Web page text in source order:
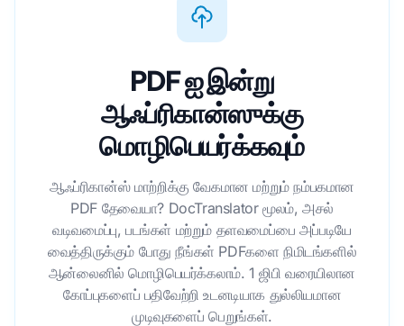
PDF ஐ இன்று
ஆஃப்ரிகான்ஸுக்கு
மொழிபெயர்க்கவும்
ஆஃப்ரிகான்ஸ் மாற்றிக்கு வேகமான மற்றும் நம்பகமான
PDF தேவையா? DocTranslator மூலம், அசல்
வடிவமைப்பு, படங்கள் மற்றும் தளவமைப்பை அப்படியே
வைத்திருக்கும் போது நீங்கள் PDFகளை நிமிடங்களில்
ஆன்லைனில் மொழிபெயர்க்கலாம். 1 ஜிபி வரையிலான
கோப்புகளைப் பதிவேற்றி உடனடியாக துல்லியமான
முடிவுகளைப் பெறுங்கள்.